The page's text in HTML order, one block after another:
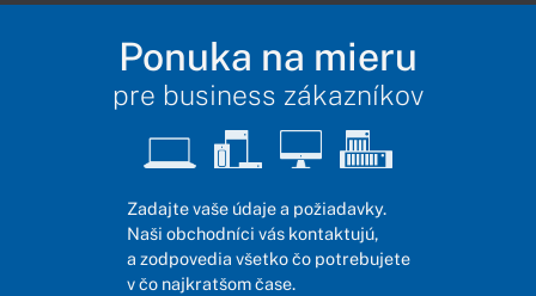
Ponuka na mieru
pre business zákazníkov
Zadajte vaše údaje a požiadavky.
Naši obchodníci vás kontaktujú,
a zodpovedia všetko čo potrebujete
v čo najkratšom čase.